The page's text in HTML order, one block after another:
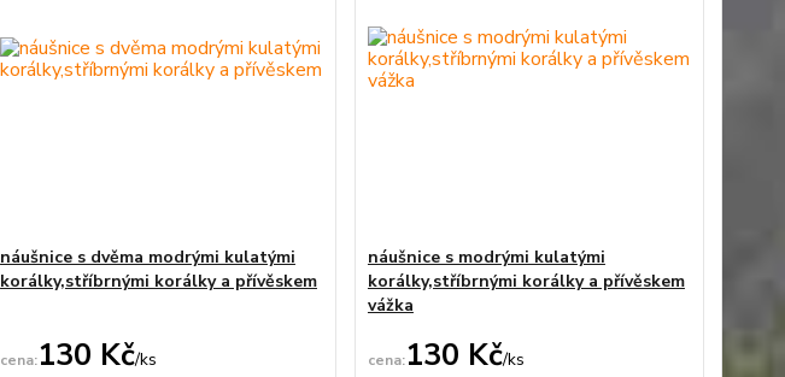
náušnice s dvěma modrými kulatými
korálky,stříbrnými korálky a přívěskem
130 Kč/ks
náušnice s modrými kulatými
korálky,stříbrnými korálky a přívěskem
vážka
130 Kč/ks